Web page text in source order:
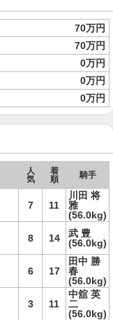
70万円
70万円
0万円
0万円
0万円
人
気
着
順
騎手
7 11
川田 将
雅
(56.0kg)
8 14
武 豊
(56.0kg)
6 17
田中 勝
春
(56.0kg)
3 11
中舘 英
二
(56.0kg)